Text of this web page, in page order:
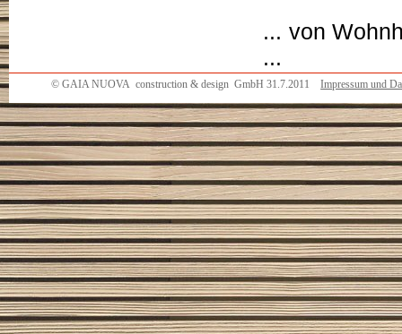
... von
...
© GAIA NUOVA construction & design GmbH 31.7.2011Impressum und